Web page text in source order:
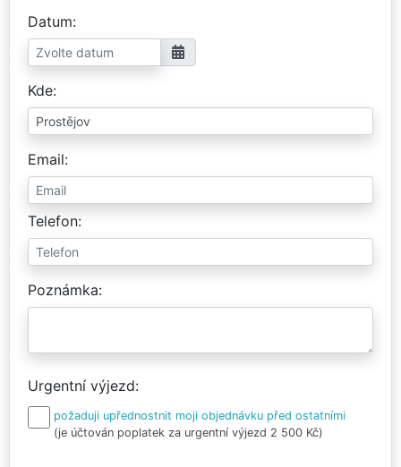
Datum
Kde
Email
Telefon
Poznámka
Urgentní výjezd
požaduji upřednostnit moji objednávku před ostatními
(je účtován poplatek za urgentní výjezd 2 500 Kč)